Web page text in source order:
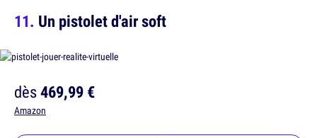
Un pistolet d'air soft
dès469,99 €
Amazon